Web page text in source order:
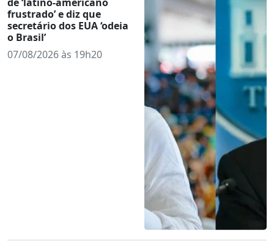
frustrado’ e diz que
secretário dos EUA ‘odeia
o Brasil’
07/08/2026 às 19h20